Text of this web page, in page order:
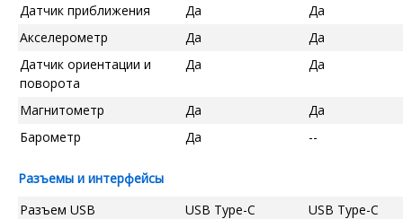
Датчик приближения Да
Да
Акселерометр
Да
Да
Датчик ориентации и
поворота
Да Да
Магнитометр Да
Да
Барометр
Да --
Разъемы и интерфейсы
Разъем USB
USB Type-C
USB Type-C